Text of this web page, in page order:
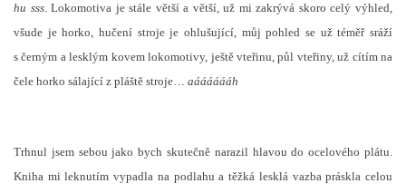
hu sss. Lokomotiva je stále větší a větší, už mi zakrývá skoro celý výhled,
všude je horko, hučení stroje je ohlušující, můj pohled se už téměř sráží
s černým a lesklým kovem lokomotivy, ještě vteřinu, půl vteřiny, už cítím na
čele horko sálající z pláště stroje… aááááááh
Trhnul jsem sebou jako bych skutečně narazil hlavou do ocelového plátu.
Kniha mi leknutím vypadla na podlahu a těžká lesklá vazba práskla celou